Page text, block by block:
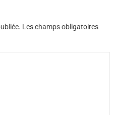
Les champs obligatoires